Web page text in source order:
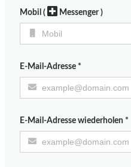
Mobil ( Messenger )
E-Mail-Adresse *
E-Mail-Adresse wiederholen *